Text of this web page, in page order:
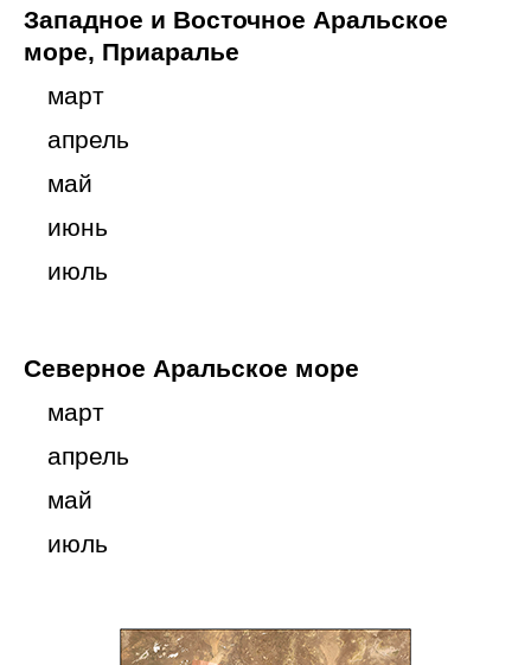
Западное и Восточное Аральское
море, Приаралье
март
апрель
май
июнь
июль
Северное Аральское море
март
апрель
май
июль